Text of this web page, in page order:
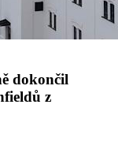
dokončil
z